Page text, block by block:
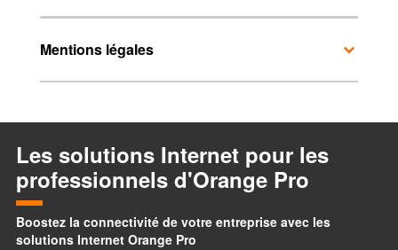
Mentions légales
Les solutions Internet pour les
professionnels d'Orange Pro
Boostez la connectivité de votre entreprise avec les
solutions Internet Orange Pro